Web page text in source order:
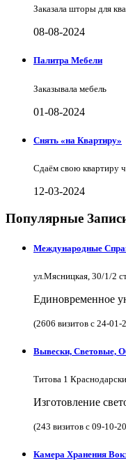
Заказала шторы для
08-08-2024
Палитра Мебели
Заказывала мебель
01-08-2024
Снять «на Квартиру»
Сдаём свою квартиру
12-03-2024
Популярные
Международные
ул.Мясницкая, 30/1/2
Единовременное
(2606 визитов с 24-
Вывески, Световые,
Титова 1
Изготовление
(243 визитов с 09-10-
Камера Хранения